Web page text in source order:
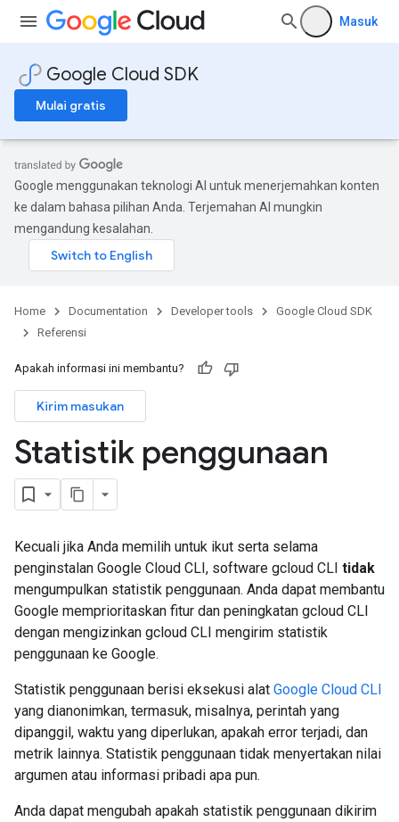
Masuk
Google Cloud SDK
Mulai gratis
Google menggunakan teknologi AI untuk menerjemahkan konten
ke dalam bahasa pilihan Anda. Terjemahan AI mungkin
mengandung kesalahan.
Home Documentation Developer tools
Google Cloud SDK
Referensi
Apakah informasi ini membantu?
Kirim masukan
Statistik penggunaan
Kecuali jika Anda memilih untuk ikut serta selama
penginstalan Google Cloud CLI, software gcloud CLI tidak
mengumpulkan statistik penggunaan. Anda dapat membantu
Google memprioritaskan fitur dan peningkatan gcloud CLI
dengan mengizinkan gcloud CLI mengirim statistik
penggunaan ke Google.
Statistik penggunaan berisi eksekusi alat Google Cloud CLI
yang dianonimkan, termasuk, misalnya, perintah yang
dipanggil, waktu yang diperlukan, apakah error terjadi, dan
metrik lainnya. Statistik penggunaan tidak menyertakan nilai
argumen atau informasi pribadi apa pun.
Anda dapat mengubah apakah statistik penggunaan dikirim